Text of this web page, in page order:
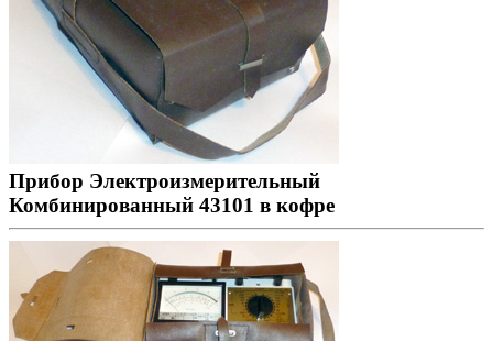
Прибор Электроизмерительный
Комбинированный 43101 в кофре